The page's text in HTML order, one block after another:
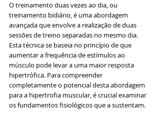
O treinamento duas vezes ao dia, ou
treinamento bidiário, é uma abordagem
avançada que envolve a realização de duas
sessões de treino separadas no mesmo dia.
Esta técnica se baseia no princípio de que
aumentar a frequência de estímulos ao
músculo pode levar a uma maior resposta
hipertrófica. Para compreender
completamente o potencial desta abordagem
para a hipertrofia muscular, é crucial examinar
os fundamentos fisiológicos que a sustentam.